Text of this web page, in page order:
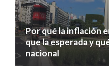
Por qué la inflación
que la esperada y
nacional